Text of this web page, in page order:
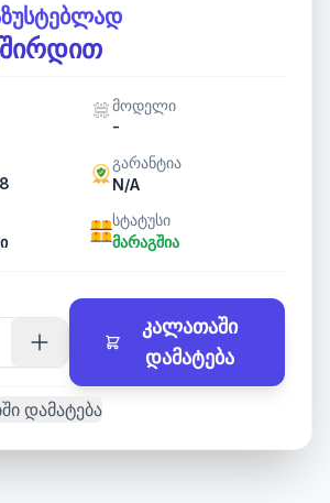
მოდელი
-
გარანტია
N/A
სტატუსი
მარაგშია
კალათაში
დამატება
დამატება